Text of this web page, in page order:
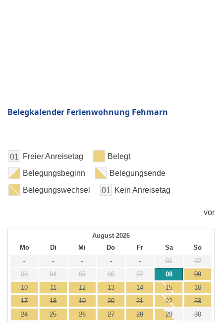
Belegkalender Ferienwohnung Fehmarn